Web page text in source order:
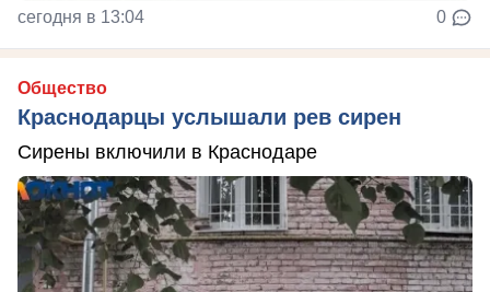
сегодня в 13:04 0
Общество
Краснодарцы услышали рев сирен
Сирены включили в Краснодаре